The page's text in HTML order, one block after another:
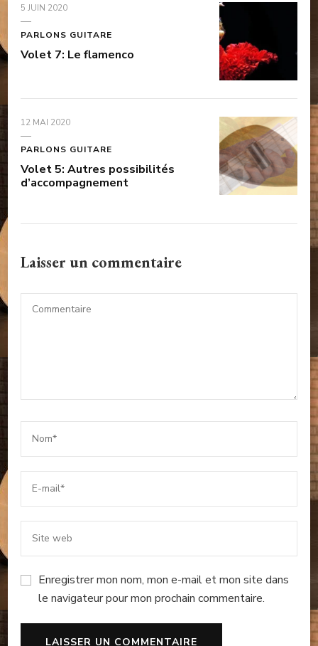
5 JUIN 2020
PARLONS GUITARE
Volet 7: Le flamenco
12 MAI 2020
PARLONS GUITARE
Volet 5: Autres possibilités
d’accompagnement
Laisser un commentaire
Enregistrer mon nom, mon e-mail et mon site dans
le navigateur pour mon prochain commentaire.